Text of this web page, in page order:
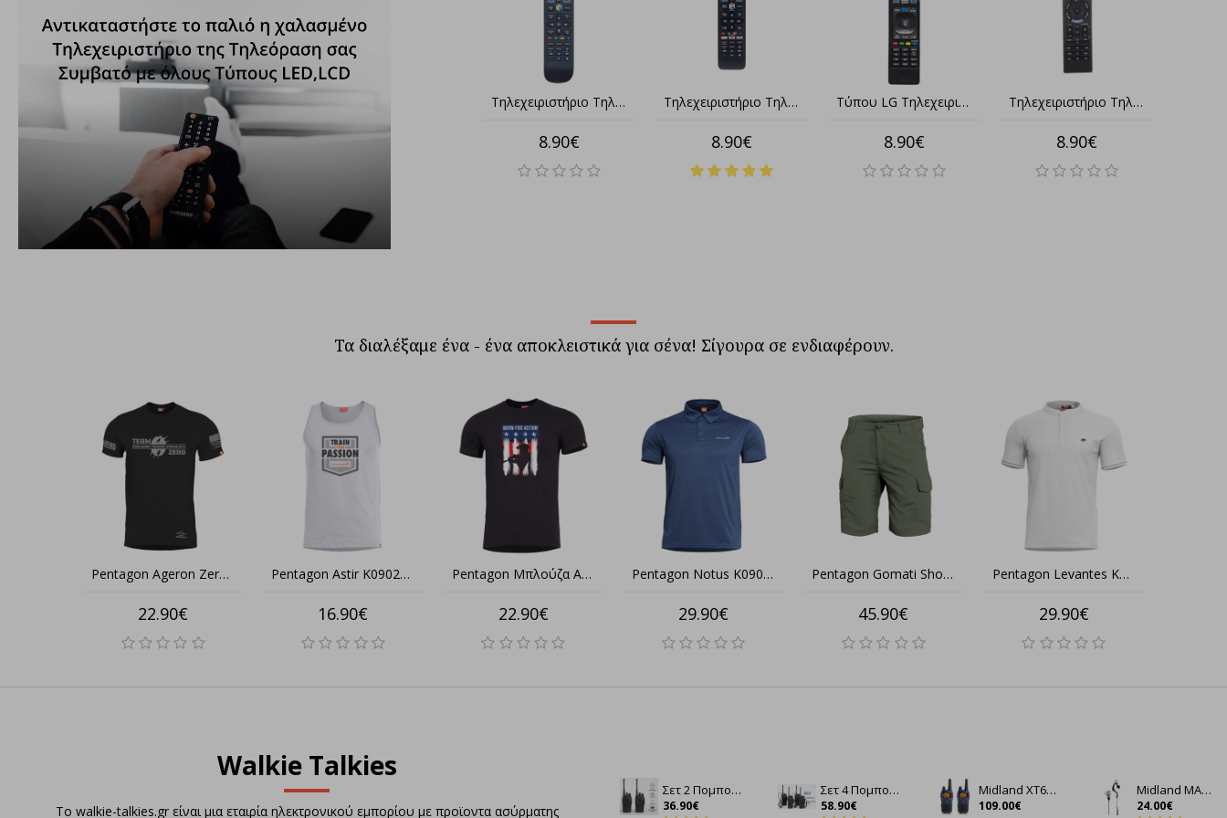
8.90€
Τηλεχειριστήριο Τηλεόρασης Samsung τύπου original κατάλληλο για όλα τα μοντέλα LCD/LED TV
8.90€
Τηλεχειριστήριο Τηλεόρασης Sony τύπου original κατάλληλο για όλα τα μοντέλα LCD/LED TV Smart
8.90€
Τηλεχειριστήριο Τηλεόρασης Turbo-X τύπου original κατάλληλο για μοντέλα LCD/LED TV (θα πρέπει να είναι ίδιο με το εργοστασιακό)
8.90€
Philips Τηλεχειριστήριο απόλυτα συμβατό για LCD/LED TV
8.90€
Τηλεχειριστήριο Τηλεόρασης Philips τύπου original κατάλληλο για όλα τα μοντέλα LCD/LED TV
8.90€
Τα διαλέξαμε ένα - ένα αποκλειστικά για σένα! Σίγουρα σε ενδιαφέρουν.
Pentagon Ageron Zero Edition K09012-WTS – Μοναδικό T-Shirt για Απόλυτο Tactical Στυλ & Ελευθερία Κίνησης
22.90€
Pentagon Astir K09020-TP – T-Shirt “Train Your Passion” για Άθληση & Στυλ Χωρίς Όρια
16.90€
Pentagon Μπλούζα Ageron Ranger K09012-RA
22.90€
Pentagon Notus K09028 – Quick Dry Polo για Δράση, Άνεση & Tactical Απόδοση
29.90€
Pentagon Gomati Shorts K05026 – Ελαφριά Βερμούδα για Άνεση & Στυλ στην Καθημερινότητα
45.90€
Pentagon Levantes K09025-Str – Henley Casual T-Shirt με Ρίγες & Στυλ!
29.90€
Walkie Talkies
Το walkie-talkies.gr είναι μια εταιρία ηλεκτρονικού εμπορίου με προϊοντα ασύρματης
Σετ 2 Πομποδέκτες Baofeng BF-888S – Αξιόπιστη Επικοινωνία Παντού
36.90€
Σετ 4 Πομποδέκτες Baofeng BF-888S UHF 5W – Ισχυρή Ασύρματη Επικοινωνία έως 5km 16 Κανάλια, VOX, LED Φακός, Μπαταρίες Li-ion
58.90€
Midland XT60 Ζεύγος Ασύρματων Πομποδεκτών PMR446 και LPD με 93 κανάλια
109.00€
Midland MA21-L pro Μικροακουστικό σιλικόνης με μικρόφωνο πέτου
24.00€